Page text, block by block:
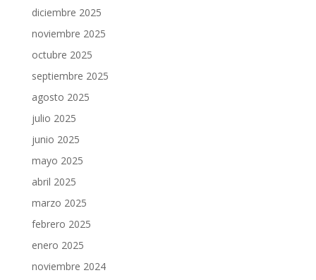
diciembre 2025
noviembre 2025
octubre 2025
septiembre 2025
agosto 2025
julio 2025
junio 2025
mayo 2025
abril 2025
marzo 2025
febrero 2025
enero 2025
noviembre 2024